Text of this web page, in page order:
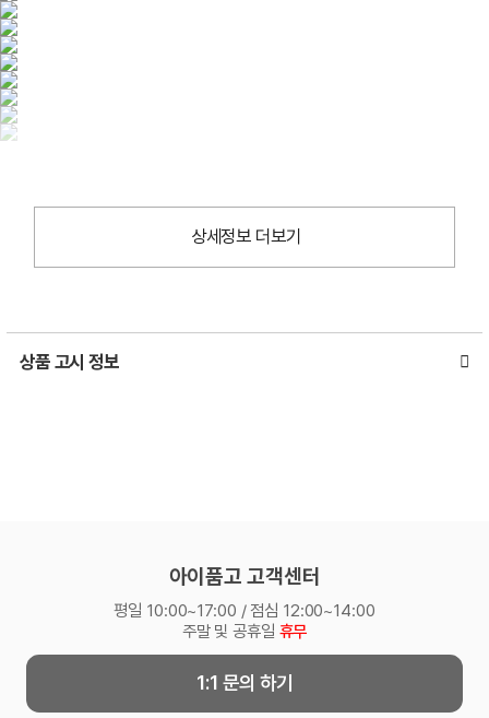
상세정보 더보기
상품 고시 정보
아이품고 고객센터
평일 10:00~17:00 / 점심 12:00~14:00
주말 및 공휴일 휴무
1:1 문의 하기